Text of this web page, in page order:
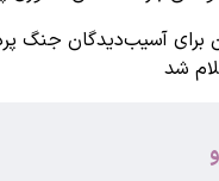
برای آسیب‌دیدگان جنگ
شد